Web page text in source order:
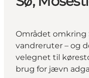
Området omkring
vandreruter – og
velegnet til
brug for jævn